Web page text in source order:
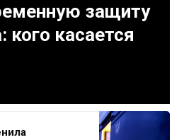
защиту
кого касается